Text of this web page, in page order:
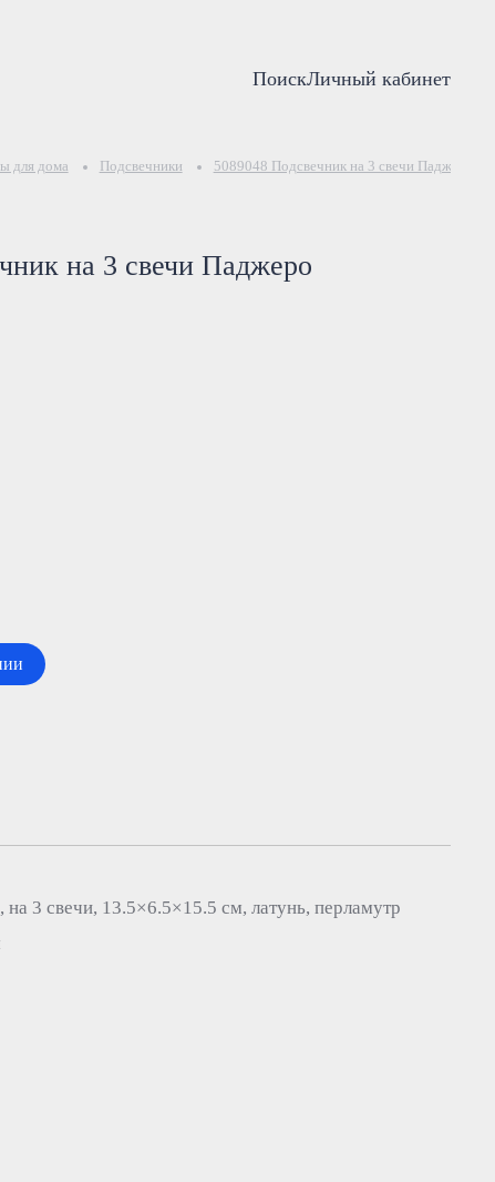
ПоискЛичный кабинет
для дома Подсвечники 5089048 Подсвечник на 3 свечи Паджеро
на 3 свечи Паджеро
3 свечи, 13.5×6.5×15.5 см, латунь, перламутр